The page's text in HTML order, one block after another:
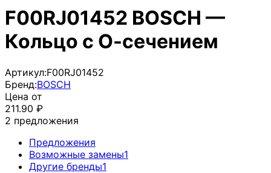
F00RJ01452 BOSCH —
Кольцо с О-сечением
Артикул:F00RJ01452
Бренд:BOSCH
Цена от
211.90 ₽
2 предложения
Предложения
Возможные замены1
Другие бренды1